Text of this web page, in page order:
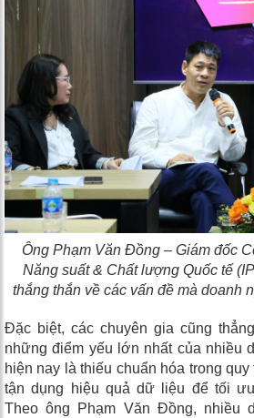
Ông Phạm Văn Đồng – Giám đốc
Năng suất & Chất lượng Quốc tế
thắng thắn về các vấn đề mà doanh
Đặc biệt, các chuyên gia cũng
những điểm yếu lớn nhất của nhiều
hiện nay là thiếu chuẩn hóa trong
tận dụng hiệu quả dữ liệu để tối
Theo ông Phạm Văn Đồng, nhiều